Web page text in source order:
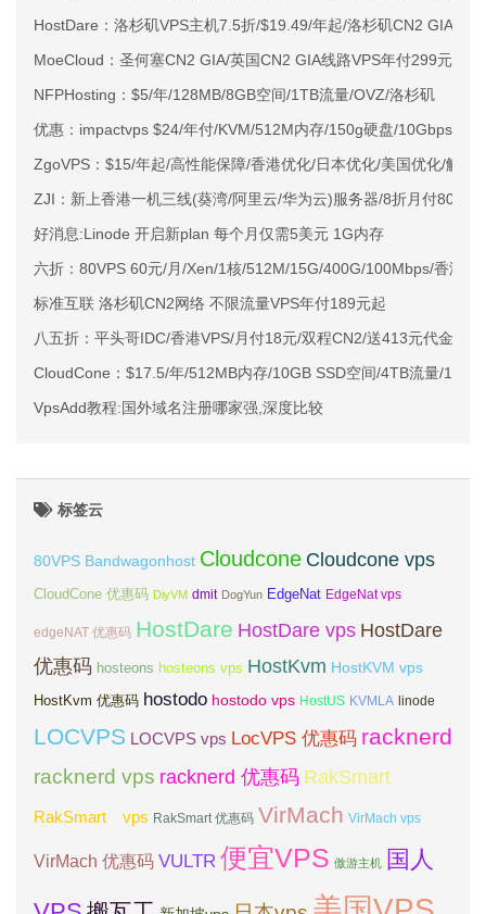
HostDare：洛杉矶VPS主机7.5折/$19.49/年起/洛杉矶CN2 GIA/日
MoeCloud：圣何塞CN2 GIA/英国CN2 GIA线路VPS年付299元起
NFPHosting：$5/年/128MB/8GB空间/1TB流量/OVZ/洛杉矶
优惠：impactvps $24/年付/KVM/512M内存/150g硬盘/10Gbps端口
ZgoVPS：$15/年起/高性能保障/香港优化/日本优化/美国优化/解锁
ZJI：新上香港一机三线(葵湾/阿里云/华为云)服务器/8折月付800元
好消息:Linode 开启新plan 每个月仅需5美元 1G内存
六折：80VPS 60元/月/Xen/1核/512M/15G/400G/100Mbps/香港3
标准互联 洛杉矶CN2网络 不限流量VPS年付189元起
八五折：平头哥IDC/香港VPS/月付18元/双程CN2/送413元代金券
CloudCone：$17.5/年/512MB内存/10GB SSD空间/4TB流量/
VpsAdd教程:国外域名注册哪家强,深度比较
标签云
80VPS Bandwagonhost Cloudcone Cloudcone vps
CloudCone 优惠码 DiyVM dmit DogYun EdgeNat EdgeNat vps
edgeNAT 优惠码 HostDare HostDare vps HostDare
优惠码 hosteons hosteons vps HostKvm HostKVM vps
HostKvm 优惠码 hostodo hostodo vps HostUS KVMLA linode
LOCVPS LOCVPS vps LocVPS 优惠码 racknerd
racknerd vps racknerd 优惠码 RakSmart
RakSmart vps RakSmart 优惠码 VirMach VirMach vps
VirMach 优惠码 VULTR 便宜VPS 傲游主机 国人